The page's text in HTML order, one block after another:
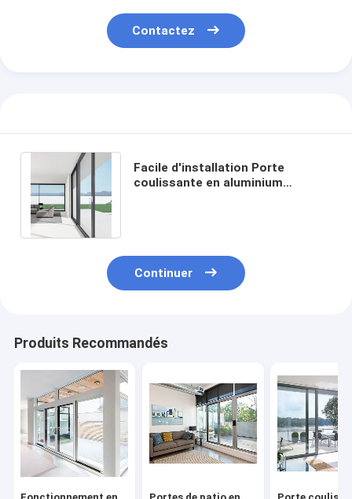
Contactez
Facile d'installation Porte
coulissante en aluminium
Continuer
Produits Recommandés